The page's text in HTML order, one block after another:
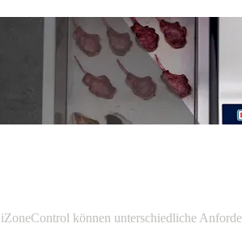
können unterschiedliche